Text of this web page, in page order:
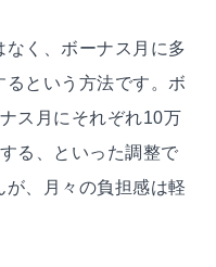
く、ボーナス月に多
という方法です。ボ
ス月にそれぞれ10万
る、といった調整で
、月々の負担感は軽